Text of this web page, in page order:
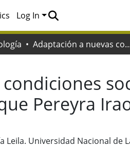
Log In
Adaptación a nuevas condiciones sociales y económicas
Pereyra
Leila. Universidad Nacional de